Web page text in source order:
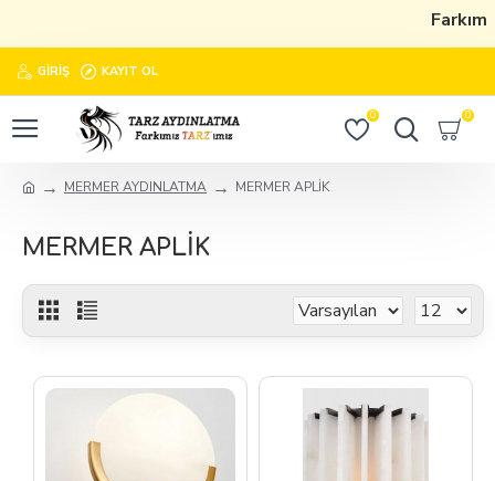
GIRIŞ KAYIT OL
0 0
MERMER AYDINLATMA MERMER APLİK
MERMER APLİK